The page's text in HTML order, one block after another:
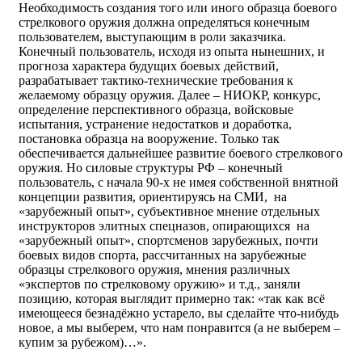
Необходимость создания того или иного образца боевого
стрелкового оружия должна определяться конечным
пользователем, выступающим в роли заказчика.
Конечный пользователь, исходя из опыта нынешних, и
прогноза характера будущих боевых действий,
разрабатывает тактико-технические требования к
желаемому образцу оружия. Далее – НИОКР, конкурс,
определение перспективного образца, войсковые
испытания, устранение недостатков и доработка,
постановка образца на вооружение. Только так
обеспечивается дальнейшее развитие боевого стрелкового
оружия. Но силовые структуры РФ – конечный
пользователь, с начала 90-х не имея собственной внятной
концепции развития, ориентируясь на СМИ, на
«зарубежный опыт», субъективное мнение отдельных
инструкторов элитных спецназов, опирающихся на
«зарубежный опыт», спортсменов зарубежных, почти
боевых видов спорта, рассчитанных на зарубежные
образцы стрелкового оружия, мнения различных
«экспертов по стрелковому оружию» и т.д., заняли
позицию, которая выглядит примерно так: «так как всё
имеющееся безнадёжно устарело, вы сделайте что-нибудь
новое, а мы выберем, что нам понравится (а не выберем –
купим за рубежом)…».